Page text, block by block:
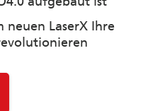
neuen LaserX Ihre